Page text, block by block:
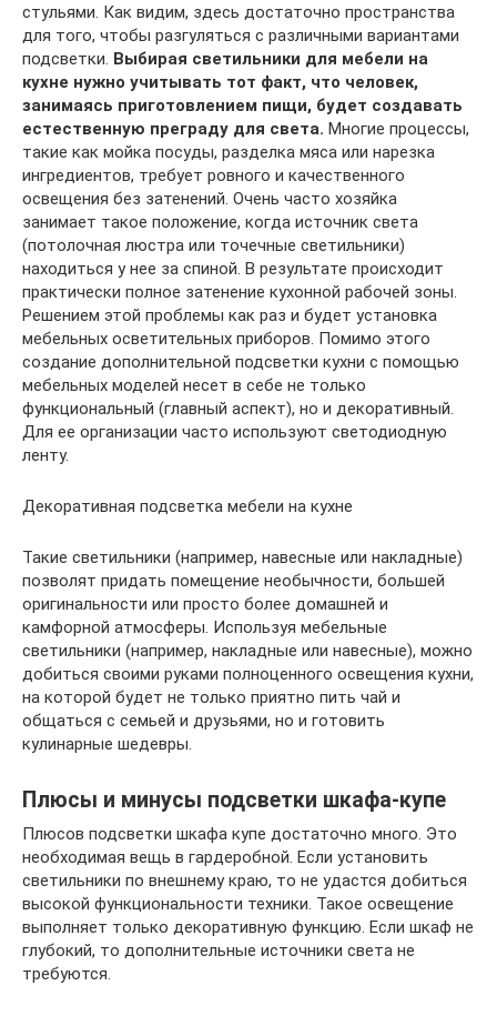
стульями. Как видим, здесь достаточно пространства
для того, чтобы разгуляться с различными вариантами
подсветки. Выбирая светильники для мебели на
кухне нужно учитывать тот факт, что человек,
занимаясь приготовлением пищи, будет создавать
естественную преграду для света. Многие процессы,
такие как мойка посуды, разделка мяса или нарезка
ингредиентов, требует ровного и качественного
освещения без затенений. Очень часто хозяйка
занимает такое положение, когда источник света
(потолочная люстра или точечные светильники)
находиться у нее за спиной. В результате происходит
практически полное затенение кухонной рабочей зоны.
Решением этой проблемы как раз и будет установка
мебельных осветительных приборов. Помимо этого
создание дополнительной подсветки кухни с помощью
мебельных моделей несет в себе не только
функциональный (главный аспект), но и декоративный.
Для ее организации часто используют светодиодную
ленту.
Декоративная подсветка мебели на кухне
Такие светильники (например, навесные или накладные)
позволят придать помещение необычности, большей
оригинальности или просто более домашней и
камфорной атмосферы. Используя мебельные
светильники (например, накладные или навесные), можно
добиться своими руками полноценного освещения кухни,
на которой будет не только приятно пить чай и
общаться с семьей и друзьями, но и готовить
кулинарные шедевры.
Плюсы и минусы подсветки шкафа-купе
Плюсов подсветки шкафа купе достаточно много. Это
необходимая вещь в гардеробной. Если установить
светильники по внешнему краю, то не удастся добиться
высокой функциональности техники. Такое освещение
выполняет только декоративную функцию. Если шкаф не
глубокий, то дополнительные источники света не
требуются.